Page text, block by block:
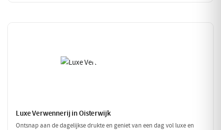
Luxe Verwennerij in Oisterwijk
Ontsnap aan de dagelijkse drukte en geniet van een dag vol luxe en